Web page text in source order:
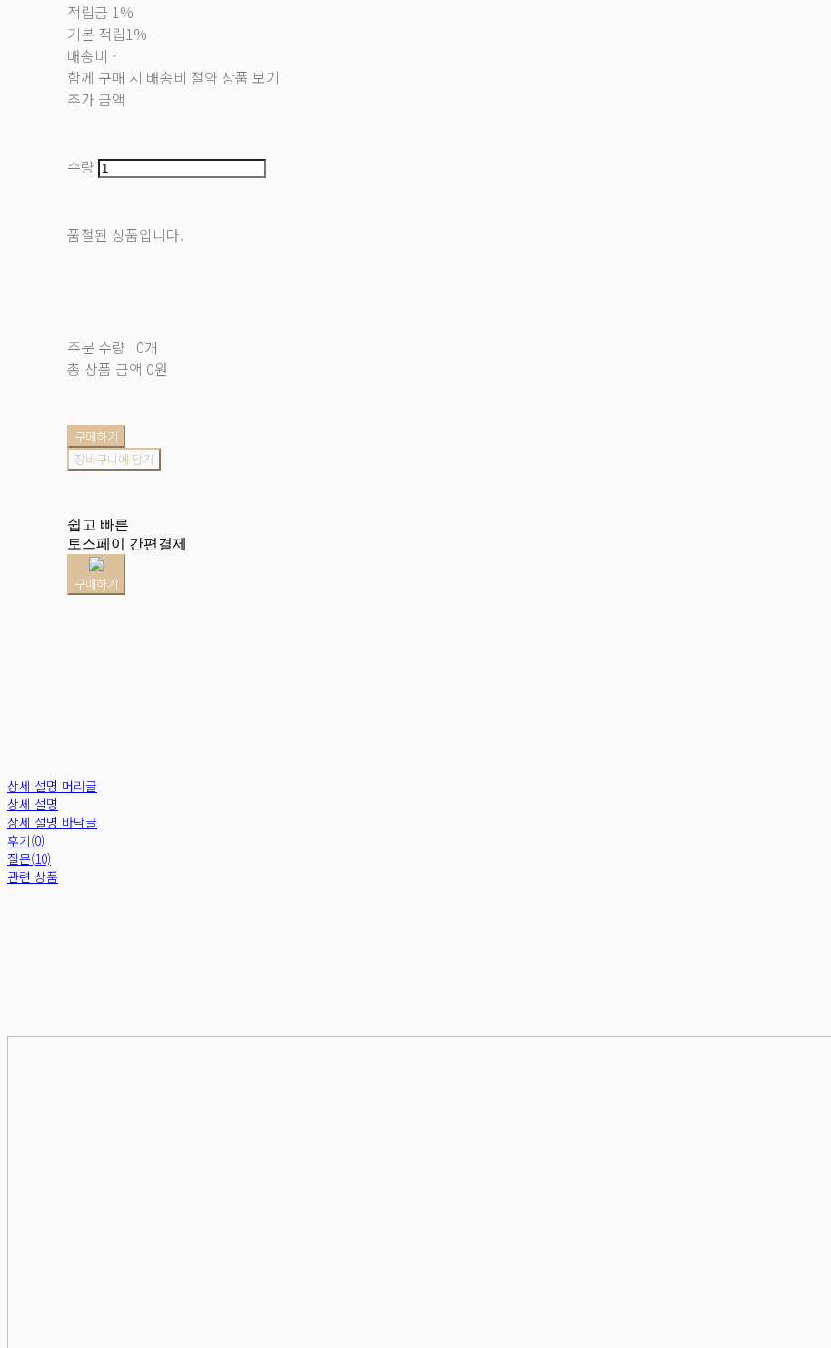
적립금 1%
기본 적립1%
배송비 -
함께 구매 시 배송비 절약 상품 보기
추가 금액
수량
품절된 상품입니다.
주문 수량 0개
총 상품 금액 0원
구매하기
장바구니에 담기
쉽고 빠른
토스페이 간편결제
구매하기
상세 설명 머리글
상세 설명
상세 설명 바닥글
후기(0)
질문(10)
관련 상품